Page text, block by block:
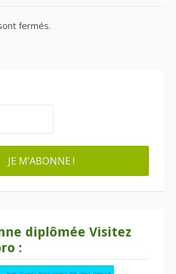
fermés.
diplômée Visitez
: